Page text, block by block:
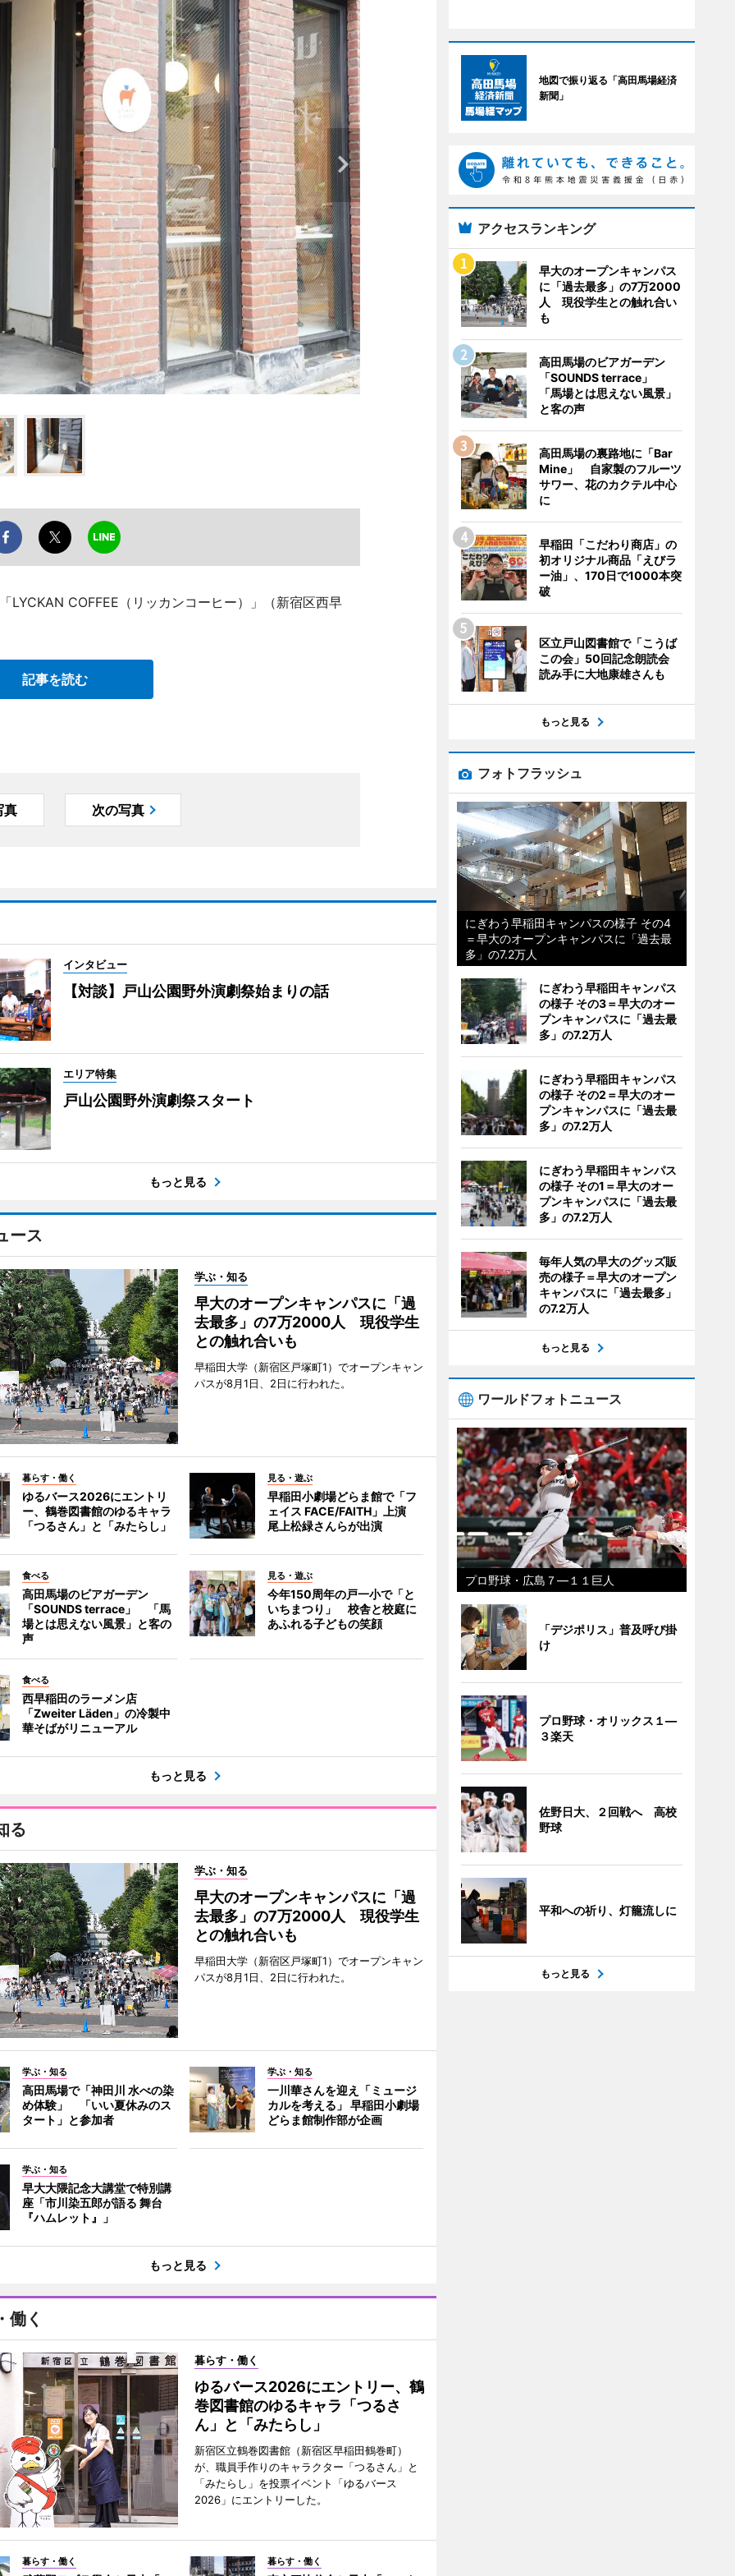
LYCKAN COFFEE（リッカンコーヒー）」（新宿区西早
記事を読む
真 次の写真
インタビュー
【対談】戸山公園野外演劇祭始まりの話
エリア特集
戸山公園野外演劇祭スタート
もっと見る
ース
学ぶ・知る
早大のオープンキャンパスに「過
去最多」の7万2000人 現役学生
との触れ合いも
早稲田大学（新宿区戸塚町1）でオープンキャン
パスが8月1日、2日に行われた。
暮らす・働く
ゆるバース2026にエントリ
ー、鶴巻図書館のゆるキャラ
「つるさん」と「みたらし」
見る・遊ぶ
早稲田小劇場どらま館で「フ
ェイス FACE/FAITH」上演
尾上松緑さんらが出演
食べる
高田馬場のビアガーデン
「SOUNDS terrace」 「馬
場とは思えない風景」と客の
声
見る・遊ぶ
今年150周年の戸一小で「と
いちまつり」 校舎と校庭に
あふれる子どもの笑顔
食べる
西早稲田のラーメン店
「Zweiter Läden」の冷製中
華そばがリニューアル
もっと見る
る
学ぶ・知る
早大のオープンキャンパスに「過
去最多」の7万2000人 現役学生
との触れ合いも
早稲田大学（新宿区戸塚町1）でオープンキャン
パスが8月1日、2日に行われた。
学ぶ・知る
高田馬場で「神田川 水べの染
め体験」 「いい夏休みのス
タート」と参加者
学ぶ・知る
一川華さんを迎え「ミュージ
カルを考える」 早稲田小劇場
どらま館制作部が企画
学ぶ・知る
早大大隈記念大講堂で特別講
座「市川染五郎が語る 舞台
『ハムレット』」
もっと見る
働く
暮らす・働く
ゆるバース2026にエントリー、鶴
巻図書館のゆるキャラ「つるさ
ん」と「みたらし」
新宿区立鶴巻図書館（新宿区早稲田鶴巻町）
が、職員手作りのキャラクター「つるさん」と
「みたらし」を投票イベント「ゆるバース
2026」にエントリーした。
暮らす・働く 暮らす・働く
地図で振り返る「高田馬場経済
新聞」
アクセスランキング
早大のオープンキャンパス
に「過去最多」の7万2000
人 現役学生との触れ合い
も
高田馬場のビアガーデン
「SOUNDS terrace」
「馬場とは思えない風景」
と客の声
高田馬場の裏路地に「Bar
Mine」 自家製のフルーツ
サワー、花のカクテル中心
に
早稲田「こだわり商店」の
初オリジナル商品「えびラ
ー油」、170日で1000本突
破
区立戸山図書館で「こうば
この会」50回記念朗読会
読み手に大地康雄さんも
もっと見る
フォトフラッシュ
にぎわう早稲田キャンパスの様子 その4
＝早大のオープンキャンパスに「過去最
多」の7.2万人
にぎわう早稲田キャンパス
の様子 その3＝早大のオー
プンキャンパスに「過去最
多」の7.2万人
にぎわう早稲田キャンパス
の様子 その2＝早大のオー
プンキャンパスに「過去最
多」の7.2万人
にぎわう早稲田キャンパス
の様子 その1＝早大のオー
プンキャンパスに「過去最
多」の7.2万人
毎年人気の早大のグッズ販
売の様子＝早大のオープン
キャンパスに「過去最多」
の7.2万人
もっと見る
ワールドフォトニュース
プロ野球・広島７―１１巨人
「デジポリス」普及呼び掛
け
プロ野球・オリックス１―
３楽天
佐野日大、２回戦へ 高校
野球
平和への祈り、灯籠流しに
もっと見る